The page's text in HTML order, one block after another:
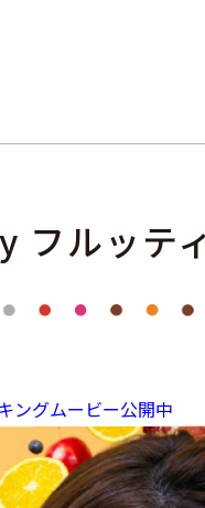
フルッテ
ングムービー公開中